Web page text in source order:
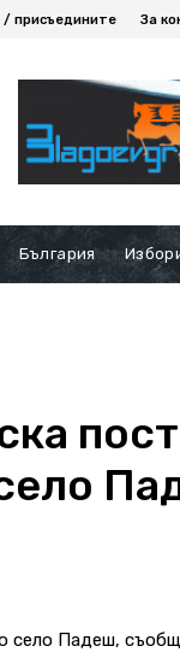
/ присъедините За
България
село Падеш,